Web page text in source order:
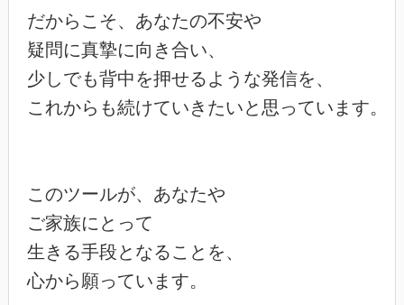
だからこそ、あなたの不安や
疑問に真摯に向き合い、
少しでも背中を押せるような発信を、
これからも続けていきたいと思っています。
このツールが、あなたや
ご家族にとって
生きる手段となることを、
心から願っています。